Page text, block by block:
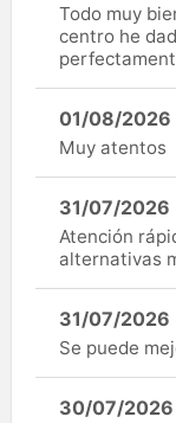
Todo muy
centro he
01/08/2026
Muy atentos
31/07/2026
Atención
alternativas
31/07/2026
Se puede
30/07/2026